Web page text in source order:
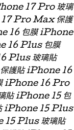
17 Pro 玻璃
Pro Max 保護
16 包膜 iPhone
16 Plus 包膜
Plus 玻璃貼
護貼 iPhone 16
iPhone 16 Pro
貼 iPhone 15 包
iPhone 15 Plus
15 Plus 玻璃貼